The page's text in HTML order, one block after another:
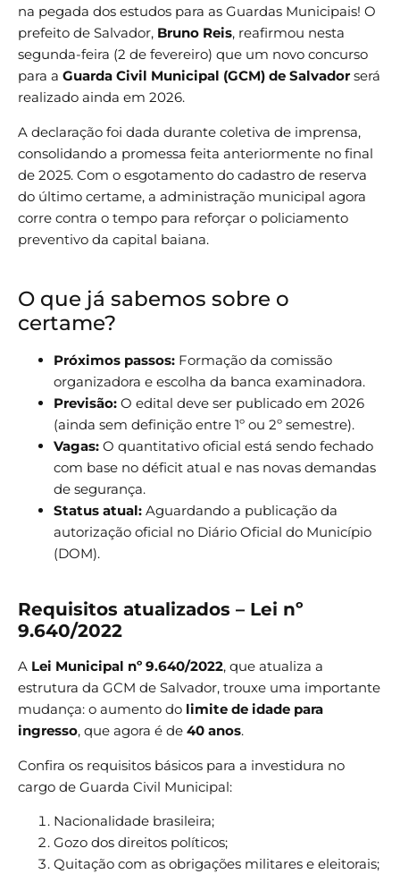
na pegada dos estudos para as Guardas Municipais! O
prefeito de Salvador, Bruno Reis, reafirmou nesta
segunda-feira (2 de fevereiro) que um novo concurso
para a Guarda Civil Municipal (GCM) de Salvador será
realizado ainda em 2026.
A declaração foi dada durante coletiva de imprensa,
consolidando a promessa feita anteriormente no final
de 2025. Com o esgotamento do cadastro de reserva
do último certame, a administração municipal agora
corre contra o tempo para reforçar o policiamento
preventivo da capital baiana.
O que já sabemos sobre o
certame?
Próximos passos: Formação da comissão
organizadora e escolha da banca examinadora.
Previsão: O edital deve ser publicado em 2026
(ainda sem definição entre 1º ou 2º semestre).
Vagas: O quantitativo oficial está sendo fechado
com base no déficit atual e nas novas demandas
de segurança.
Status atual: Aguardando a publicação da
autorização oficial no Diário Oficial do Município
(DOM).
Requisitos atualizados – Lei nº
9.640/2022
A Lei Municipal nº 9.640/2022, que atualiza a
estrutura da GCM de Salvador, trouxe uma importante
mudança: o aumento do limite de idade para
ingresso, que agora é de 40 anos.
Confira os requisitos básicos para a investidura no
cargo de Guarda Civil Municipal:
Nacionalidade brasileira;
Gozo dos direitos políticos;
Quitação com as obrigações militares e eleitorais;